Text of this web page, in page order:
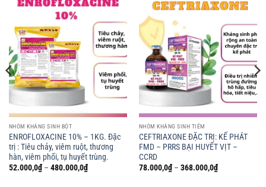
Add to
NHÓM KHÁNG SINH BỘT
ENROFLOXACINE 10% – 1KG. Đặc
trị : Tiêu chảy, viêm ruột, thương
hàn, viêm phổi, tụ huyết trùng.
52.000,0₫ – 480.000,0₫Khoảng
giá:
Add to
NHÓM KHÁNG SINH TIÊM
CEFTRIAXONE ĐẶC TRỊ: KẾ PHÁT
FMD – PRRS BẠI HUYẾT VỊT –
CCRD
78.000,0₫ – 368.000,0₫Khoảng
giá: